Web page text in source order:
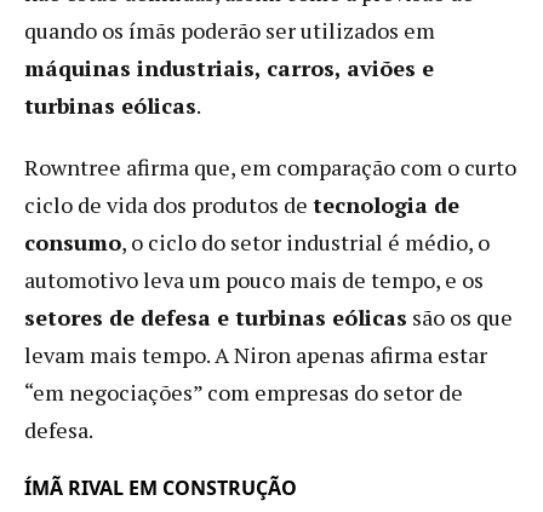
quando os ímãs poderão ser utilizados em
máquinas industriais, carros, aviões e
turbinas eólicas.
Rowntree afirma que, em comparação com o curto
ciclo de vida dos produtos de tecnologia de
consumo, o ciclo do setor industrial é médio, o
automotivo leva um pouco mais de tempo, e os
setores de defesa e turbinas eólicas são os que
levam mais tempo. A Niron apenas afirma estar
“em negociações” com empresas do setor de
defesa.
ÍMÃ RIVAL EM CONSTRUÇÃO